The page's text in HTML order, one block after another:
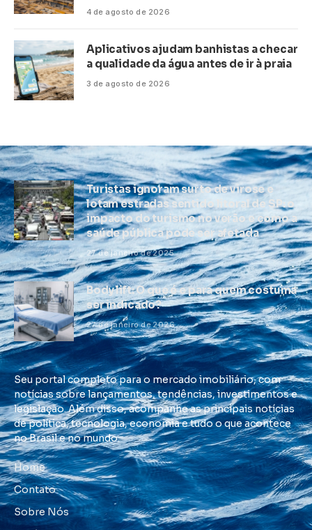
4 de agosto de 2026
Aplicativos ajudam banhistas a checar
a qualidade da água antes de ir à praia
3 de agosto de 2026
Turistas ignoram surto de virose e
lotam estradas sentido litoral de SP: o
impacto do turismo no verão e como a
saúde pública pode ser afetada
27 de janeiro de 2025
Body lift: O que é e para quem costuma
ser indicado?
27 de janeiro de 2026
Seu portal completo para o mercado imobiliário, com
notícias sobre lançamentos, tendências, investimentos e
legislação. Além disso, acompanhe as principais notícias
de política, tecnologia, economia e tudo o que acontece
no Brasil e no mundo.
Home
Contato
Sobre Nós